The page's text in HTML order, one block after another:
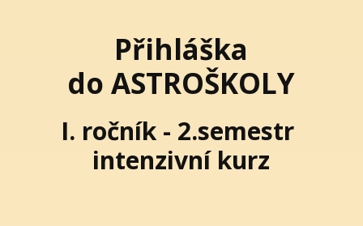
Přihláška
do ASTROŠKOLY
I. ročník - 2.semestr
intenzivní kurz